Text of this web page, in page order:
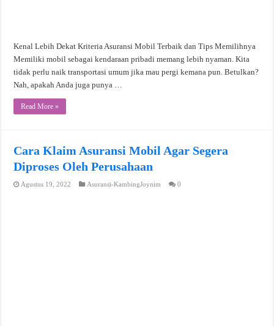
Kenal Lebih Dekat Kriteria Asuransi Mobil Terbaik dan Tips Memilihnya
Memiliki mobil sebagai kendaraan pribadi memang lebih nyaman. Kita
tidak perlu naik transportasi umum jika mau pergi kemana pun. Betulkan?
Nah, apakah Anda juga punya …
Read More »
Cara Klaim Asuransi Mobil Agar Segera
Diproses Oleh Perusahaan
Agustus 19, 2022 Asuransi-KambingJoynim 0